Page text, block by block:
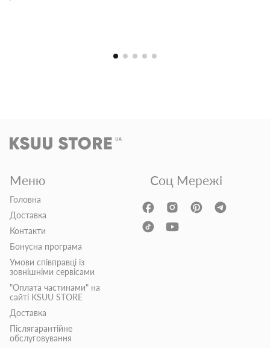
Меню
Головна
Доставка
Контакти
Бонусна програма
Умови співправці із
зовнішніми сервісами
"Оплата частинами" на
сайті KSUU STORE
Доставка
Післягарантійне
обслуговування
Соц Мережі